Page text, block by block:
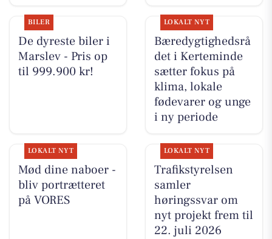
BILER
De dyreste biler i
Marslev - Pris op
til 999.900 kr!
LOKALT NYT
Bæredygtighedsrå
det i Kerteminde
sætter fokus på
klima, lokale
fødevarer og unge
i ny periode
LOKALT NYT
Mød dine naboer -
bliv portrætteret
på VORES
LOKALT NYT
Trafikstyrelsen
samler
høringssvar om
nyt projekt frem til
22. juli 2026